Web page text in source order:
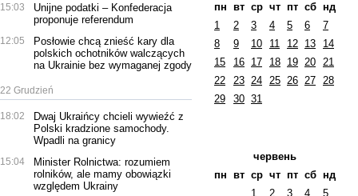
15:03
Unijne podatki – Konfederacja
proponuje referendum
12:05
Posłowie chcą znieść kary dla
polskich ochotników walczących
na Ukrainie bez wymaganej zgody
22 Grudzień
18:02
Dwaj Ukraińcy chcieli wywieźć z
Polski kradzione samochody.
Wpadli na granicy
15:04
Minister Rolnictwa: rozumiem
rolników, ale mamy obowiązki
względem Ukrainy
пн вт ср чт пт сб нд
1
2 3 4 5 6
7
8
9 10 11 12 13
14
15
16 17 18 19 20 21
22
23 24 25 26 27 28
29
30 31
червень
пн вт ср чт пт сб нд
1
2 3 4
5